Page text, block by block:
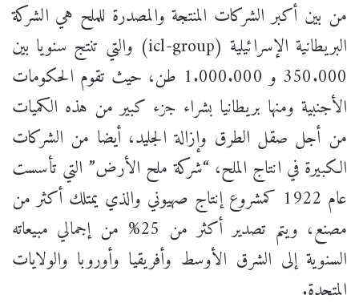
من بين أكبر الشركات المنتجة والمصدرة للملح هي الشركة
البريطانية الإسرائيلية (icl-group) والتي تنتج سنويا بين
350.000 و 1.000.000 طن، حيث تقوم الحكومات
الأجنبية ومنها بريطانيا بشراء جزء كبير من هذه الكميات
من أجل صقل الطرق وإزالة الجليد، أيضا من الشركات
الكبيرة في انتاج الملح، “شركة ملح الأرض” التي تأسست
عام 1922 كمشروع إنتاج صهيوني والذي يمتلك أكثر من
مصنع، ويتم تصدير أكثر من 25% من إجمالي مبيعاته
السنوية إلى الشرق الأوسط وأفريقيا وأوروبا والولايات
المتحدة.